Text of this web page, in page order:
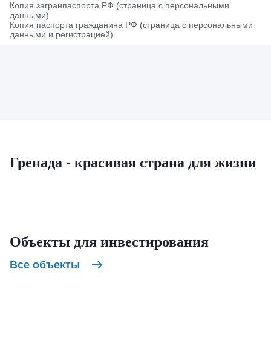
Копия загранпаспорта РФ (страница с персональными
данными)
Копия паспорта гражданина РФ (страница с персональными
данными и регистрацией)
Гренада - красивая страна для жизни
Объекты для инвестирования
Все объекты